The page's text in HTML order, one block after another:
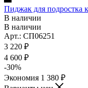
Пиджак для подростка
В наличии
В наличии
Арт.: СП06251
3 220 ₽
4 600 ₽
-30%
Экономия 1 380 ₽